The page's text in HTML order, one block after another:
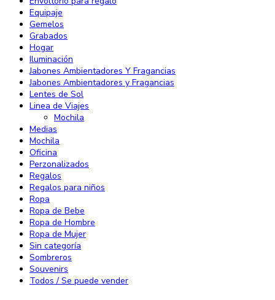
Equipaje
Gemelos
Grabados
Hogar
Iluminación
Jabones Ambientadores Y Fragancias
Jabones Ambientadores y Fragancias
Lentes de Sol
Linea de Viajes
Mochila
Medias
Mochila
Oficina
Perzonalizados
Regalos
Regalos para niños
Ropa
Ropa de Bebe
Ropa de Hombre
Ropa de Mujer
Sin categoría
Sombreros
Souvenirs
Todos / Se puede vender